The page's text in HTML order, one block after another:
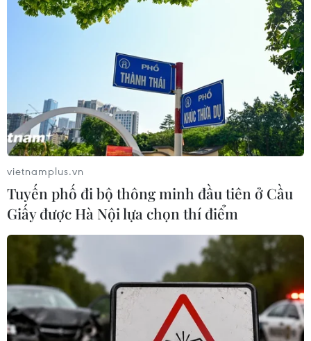
Mỹ tăng cường an ninh tình báo sau vụ rò
Tổng thống Mỹ Joe Biden kêu gọi tăng cường an ninh
tình báo của nước này sau khi một vệ binh quốc gia trẻ
tuổi bị cáo buộc dàn dựng vụ rò rỉ tài liệu mật gây thiệt
hại lớn nhất kể từ năm 2013.
vietnamplus.vn
Tuyến phố đi bộ thông minh đầu tiên ở Cầu
Giấy được Hà Nội lựa chọn thí điểm